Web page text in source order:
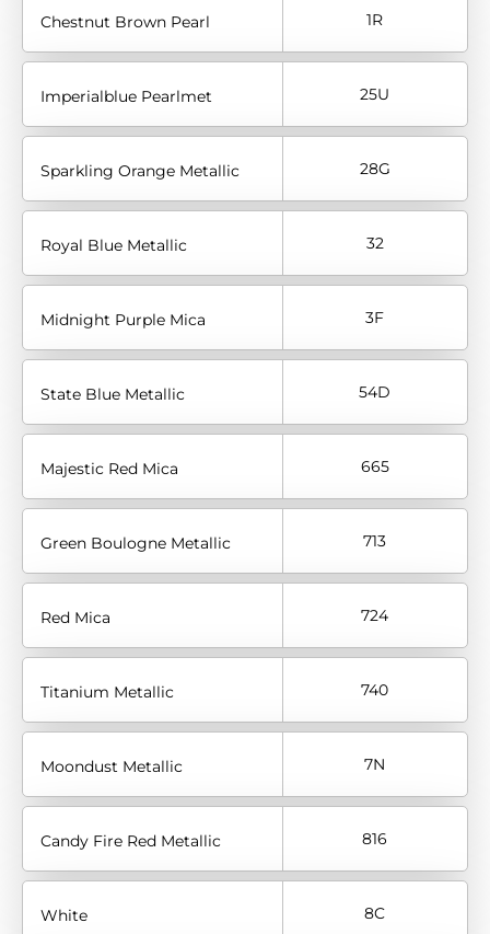
Chestnut Brown Pearl 1R
Imperialblue Pearlmet 25U
Sparkling Orange Metallic 28G
Royal Blue Metallic 32
Midnight Purple Mica 3F
State Blue Metallic 54D
Majestic Red Mica 665
Green Boulogne Metallic 713
Red Mica 724
Titanium Metallic 740
Moondust Metallic 7N
Candy Fire Red Metallic 816
White 8C